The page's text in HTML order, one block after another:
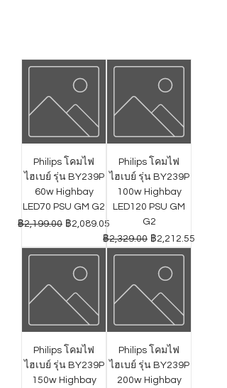
Philips โคมไฟ
ไฮเบย์ รุ่น BY239P
60w Highbay
LED70 PSU GM G2
ราคาปกติ
฿2,199.00 ราคาขายลด
฿2,089.05
Philips โคมไฟ
ไฮเบย์ รุ่น BY239P
100w Highbay
LED120 PSU GM
G2
ราคาปกติ
฿2,329.00 ราคาขายลด
฿2,212.55
Philips โคมไฟ
ไฮเบย์ รุ่น BY239P
150w Highbay
Philips โคมไฟ
ไฮเบย์ รุ่น BY239P
200w Highbay